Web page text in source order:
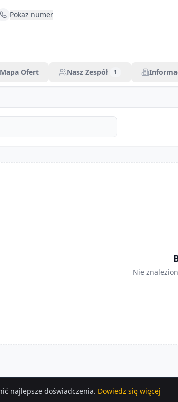
Pokaż numer
Mapa Ofert Nasz Zespół 1
Nie
najlepsze doświadczenia. Dowiedz się więcej